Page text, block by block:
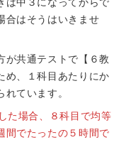
は中３になってからで
合はそうはいきませ
が共通テストで【６教
め、１科目あたりにか
ています。
た場合、８科目で均等
間でたったの５時間で